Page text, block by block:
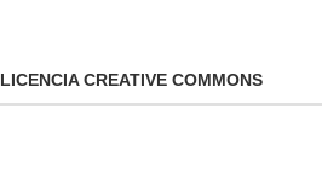
LICENCIA CREATIVE COMMONS